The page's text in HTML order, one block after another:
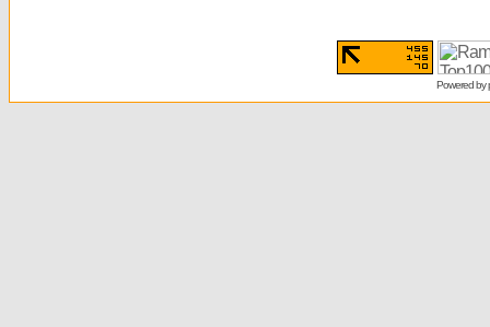
Powered by